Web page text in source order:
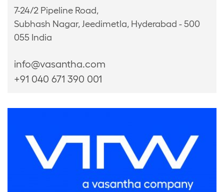
7-24/2 Pipeline Road,
Subhash Nagar, Jeedimetla, Hyderabad - 500
055 India
info@vasantha.com
+91 040 671 390 001